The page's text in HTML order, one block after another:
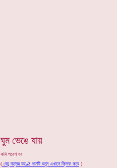
ঘুম ভেঙে যায়
কবি পরেশ ধর
( বেচু দত্তর কণ্ঠে গানটি শুনুন এখানে ক্লিক করে )